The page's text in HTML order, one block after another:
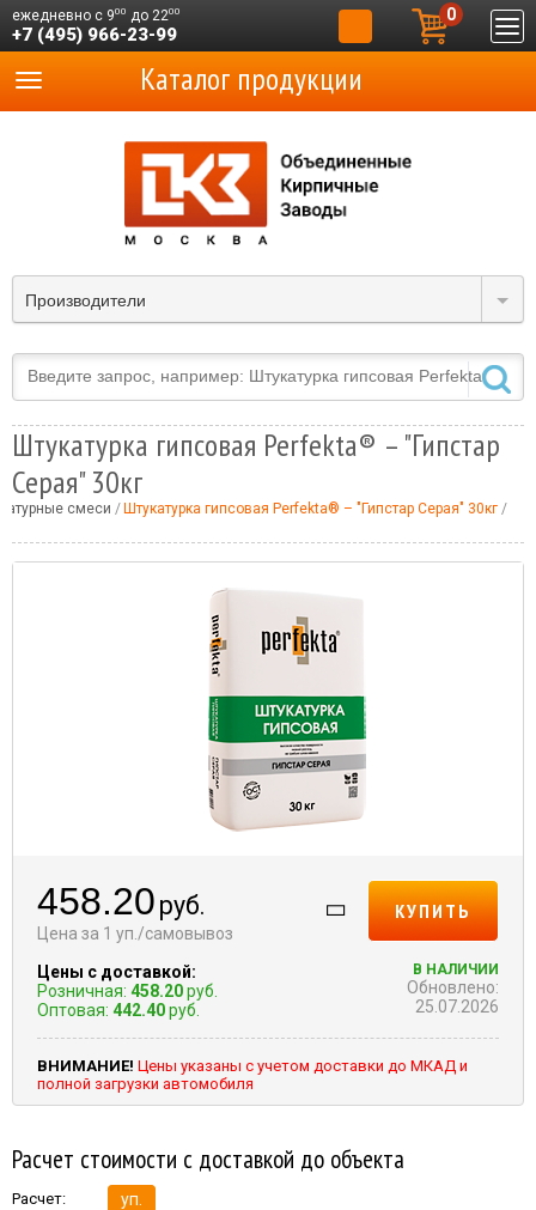
ежедневно с 900 до 2200
+7 (495) 966-23-99
0
Производители
Каталог продукции
Штукатурка гипсовая Perfekta® – "Гипстар
Серая" 30кг
смеси Штукатурка гипсовая Perfekta® – "Гипстар Серая" 30кг
458.20 руб.
Цена за 1 уп./самовывоз
Цены с доставкой:
Розничная: 458.20руб.
Оптовая: 442.40руб.
КУПИТЬ
В НАЛИЧИИ
Обновлено:
25.07.2026
ВНИМАНИЕ! Цены указаны с учетом доставки до МКАД и
полной загрузки автомобиля
Расчет стоимости с доставкой до объекта
Расчет: уп.